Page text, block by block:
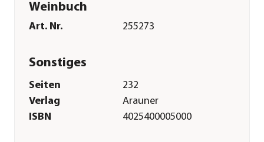
Weinbuch
Art. Nr. 255273
Sonstiges
Seiten
232
Verlag
Arauner
ISBN
4025400005000